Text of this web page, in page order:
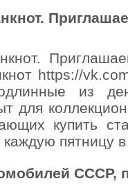
https://
из
для
купить
каждую пятницу
СССР,